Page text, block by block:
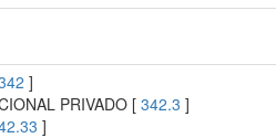
]
PRIVADO [342.3 ]
]